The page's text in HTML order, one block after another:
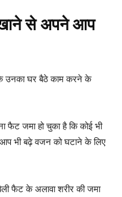
से अपने आप
उनका घर बैठे काम करने के
फैट जमा हो चुका है कि कोई भी
आप भी बढ़े वजन को घटाने के लिए
फैट के अलावा शरीर की जमा